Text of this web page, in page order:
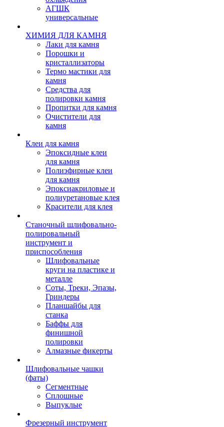
АГШК
универсальные
ХИМИЯ ДЛЯ КАМНЯ
Лаки для камня
Порошки и
кристаллизаторы
Термо мастики для
камня
Средства для
полировки камня
Пропитки для камня
Очистители для
камня
Клеи для камня
Эпоксидные клеи
для камня
Полиэфирные клеи
для камня
Эпоксиакриловые и
полиуретановые клея
Красители для клея
Станочный шлифовально-
полировальный
инструмент и
приспособления
Шлифовальные
круги на пластике и
металле
Соты, Треки, Эпазы,
Гриндеры
Планшайбы для
станка
Баффы для
финишной
полировки
Алмазные фикерты
Шлифовальные чашки
(фаты)
Сегментные
Сплошные
Выпуклые
Фрезерный инструмент